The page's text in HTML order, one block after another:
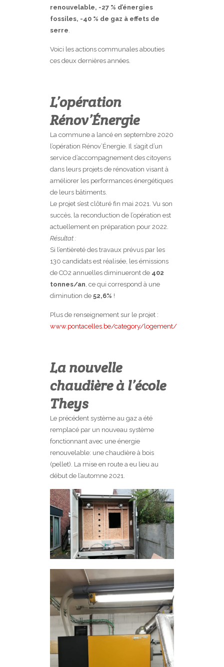
renouvelable, -27 % d’énergies
fossiles, -40 % de gaz à effets de
serre.
Voici les actions communales abouties
ces deux dernières années.
L’opération
Rénov’Énergie
La commune a lancé en septembre 2020
l’opération Rénov’Énergie. Il s’agit d’un
service d’accompagnement des citoyens
dans leurs projets de rénovation visant à
améliorer les performances énergétiques
de leurs bâtiments.
Le projet s’est clôturé fin mai 2021. Vu son
succès, la reconduction de l’opération est
actuellement en préparation pour 2022.
Résultat :
Si l’entièreté des travaux prévus par les
130 candidats est réalisée, les émissions
de CO2 annuelles diminueront de 402
tonnes/an, ce qui correspond à une
diminution de 52,6% !
Plus de renseignement sur le projet :
www.pontacelles.be/category/logement/
La nouvelle
chaudière à l’école
Theys
Le précédent système au gaz a été
remplacé par un nouveau système
fonctionnant avec une énergie
renouvelable: une chaudière à bois
(pellet). La mise en route a eu lieu au
début de l’automne 2021.